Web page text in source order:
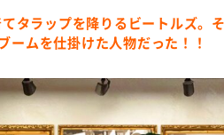
てタラップを降りるビートルズ。
ームを仕掛けた人物だった！！